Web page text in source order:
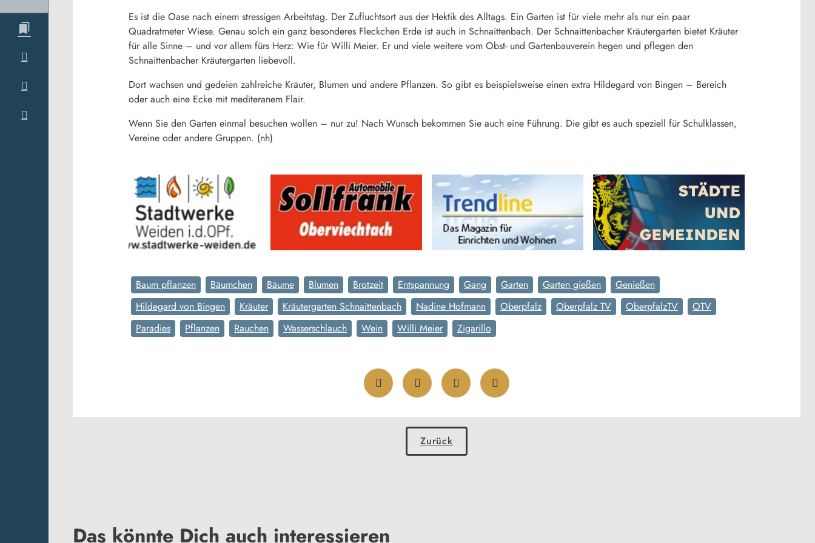
Es ist die Oase nach einem stressigen Arbeitstag. Der Zufluchtsort aus der Hektik des Alltags. Ein Garten ist für viele mehr als nur ein paar
Quadratmeter Wiese. Genau solch ein ganz besonderes Fleckchen Erde ist auch in Schnaittenbach. Der Schnaittenbacher Kräutergarten bietet Kräuter
für alle Sinne – und vor allem fürs Herz: Wie für Willi Meier. Er und viele weitere vom Obst- und Gartenbauverein hegen und pflegen den
Schnaittenbacher Kräutergarten liebevoll.
Dort wachsen und gedeien zahlreiche Kräuter, Blumen und andere Pflanzen. So gibt es beispielsweise einen extra Hildegard von Bingen – Bereich
oder auch eine Ecke mit mediteranem Flair.
Wenn Sie den Garten einmal besuchen wollen – nur zu! Nach Wunsch bekommen Sie auch eine Führung. Die gibt es auch speziell für Schulklassen,
Vereine oder andere Gruppen. (nh)
Baum pflanzen Bäumchen Bäume Blumen Brotzeit Entspannung Gang Garten Garten gießen
Genießen
Hildegard von Bingen
Kräuter Kräutergarten Schnaittenbach Nadine Hofmann Oberpfalz Oberpfalz TV OberpfalzTV
OTV
Paradies
Pflanzen Rauchen Wasserschlauch Wein Willi Meier Zigarillo
Zurück
Das könnte Dich auch interessieren